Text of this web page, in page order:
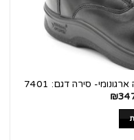
סירה דגם: 7401
₪